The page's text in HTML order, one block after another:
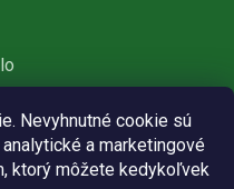
Nevyhnutné cookie sú
a marketingové
ktorý môžete kedykoľvek